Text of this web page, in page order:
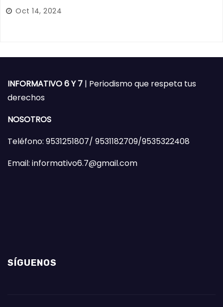
Oct 14, 2024
INFORMATIVO 6 Y 7 | Periodismo que respeta tus
derechos
NOSOTROS
Teléfono: 9531251807/ 9531182709/9535322408
Email: informativo6.7@gmail.com
SÍGUENOS